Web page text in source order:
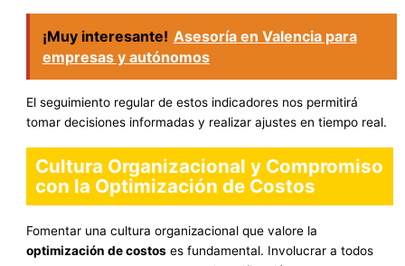
¡Muy interesante! Asesoría en Valencia para
empresas y autónomos
El seguimiento regular de estos indicadores nos permitirá
tomar decisiones informadas y realizar ajustes en tiempo real.
Cultura Organizacional y Compromiso
con la Optimización de Costos
Fomentar una cultura organizacional que valore la
optimización de costos es fundamental. Involucrar a todos